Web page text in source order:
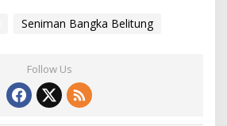
Seniman Bangka Belitung
Follow Us